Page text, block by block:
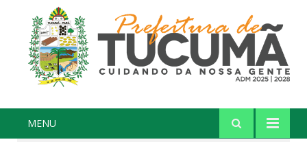
MENU